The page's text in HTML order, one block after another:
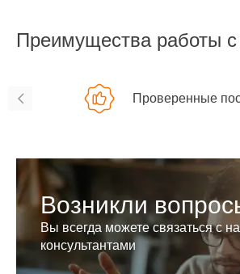
Преимущества работы
Проверенные
Возникли
Вы всегда можете связаться с
консультантами